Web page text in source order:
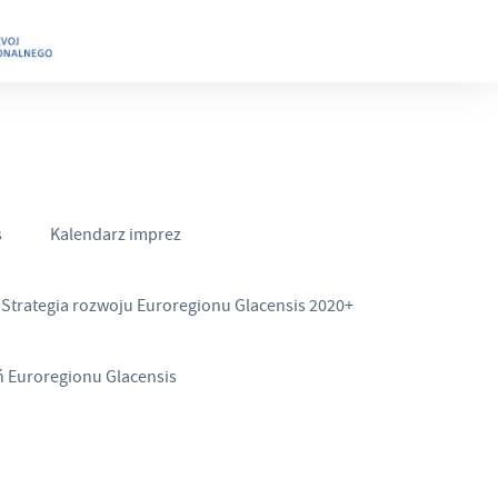
Kalendarz imprez
Strategia rozwoju Euroregionu Glacensis 2020+
Euroregionu Glacensis